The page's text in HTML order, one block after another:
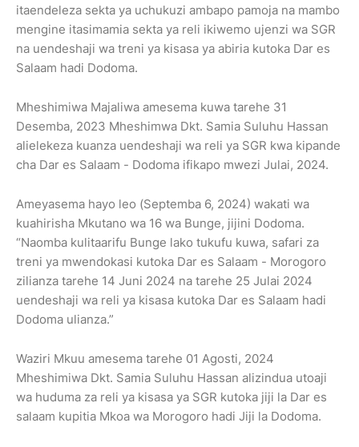
itaendeleza sekta ya uchukuzi ambapo pamoja na mambo
mengine itasimamia sekta ya reli ikiwemo ujenzi wa SGR
na uendeshaji wa treni ya kisasa ya abiria kutoka Dar es
Salaam hadi Dodoma.
Mheshimiwa Majaliwa amesema kuwa tarehe 31
Desemba, 2023 Mheshimwa Dkt. Samia Suluhu Hassan
alielekeza kuanza uendeshaji wa reli ya SGR kwa kipande
cha Dar es Salaam - Dodoma ifikapo mwezi Julai, 2024.
Ameyasema hayo leo (Septemba 6, 2024) wakati wa
kuahirisha Mkutano wa 16 wa Bunge, jijini Dodoma.
“Naomba kulitaarifu Bunge lako tukufu kuwa, safari za
treni ya mwendokasi kutoka Dar es Salaam - Morogoro
zilianza tarehe 14 Juni 2024 na tarehe 25 Julai 2024
uendeshaji wa reli ya kisasa kutoka Dar es Salaam hadi
Dodoma ulianza.”
Waziri Mkuu amesema tarehe 01 Agosti, 2024
Mheshimiwa Dkt. Samia Suluhu Hassan alizindua utoaji
wa huduma za reli ya kisasa ya SGR kutoka jiji la Dar es
salaam kupitia Mkoa wa Morogoro hadi Jiji la Dodoma.